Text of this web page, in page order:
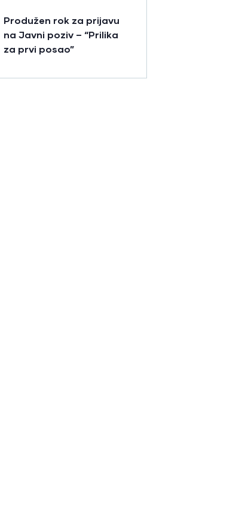
Produžen rok za prijavu
na Javni poziv – “Prilika
za prvi posao”